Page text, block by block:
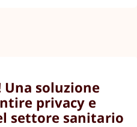
soluzione
privacy e
settore sanitario